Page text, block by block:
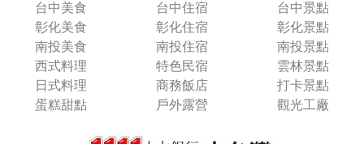
台中美食
彰化美食
南投美食
西式料理
日式料理
蛋糕甜點
台中住宿
彰化住宿
南投住宿
特色民宿
商務飯店
戶外露營
台中景點
彰化景點
南投景點
雲林景點
打卡景點
觀光工廠